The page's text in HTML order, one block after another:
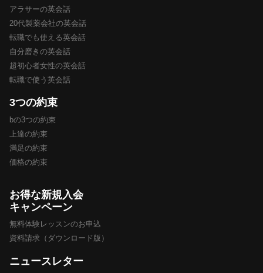
アラサーの英会話
20代製薬会社の英会話
転職でも使える英会話
自分磨きの英会話
超初心者女性の英会話
転職で使う英会話
3つの約束
bの3つの約束
上達の約束
満足の約束
価格の約束
お得な新規入会
キャンペーン
無料体験レッスンのお申込
資料請求（ダウンロード版）
ニュースレター